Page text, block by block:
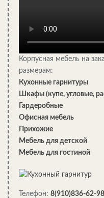
Срок поверки счетчиков
интервалы…
Корпусная мебель на
размерам:
Кухонные гарнитуры
Шкафы (купе, угловые,
Гардеробные
Офисная мебель
Прихожие
Мебель для детской
Мебель для гостиной
Телефон: 8(910)836-62-98